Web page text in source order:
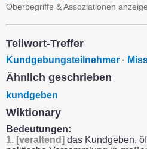
Oberbegriffe & Assoziationen
Teilwort-Treffer
Kundgebungsteilnehmer ·
Ähnlich geschrieben
kundgeben
Wiktionary
Bedeutungen:
1. [veraltend] das Kundgeben,